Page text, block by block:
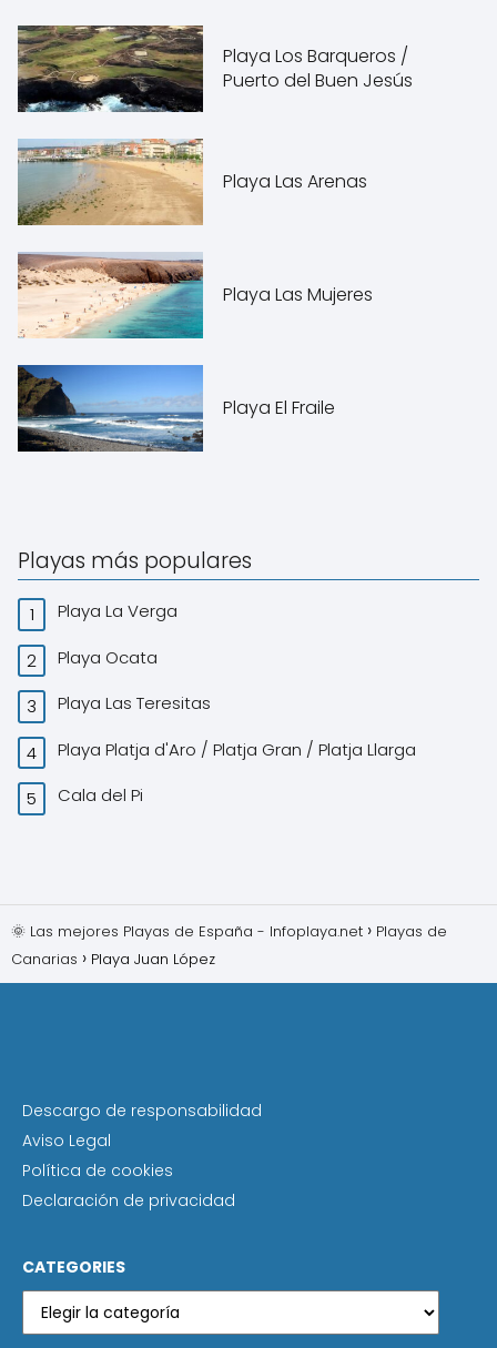
Playa Los Barqueros /
Puerto del Buen Jesús
Playa Las Arenas
Playa Las Mujeres
Playa El Fraile
Playas más populares
Playa La Verga
Playa Ocata
Playa Las Teresitas
Playa Platja d'Aro / Platja Gran / Platja Llarga
Cala del Pi
🌞 Las mejores Playas de España - Infoplaya.net
Playas de
Canarias
Playa Juan López
Descargo de responsabilidad
Aviso Legal
Política de cookies
Declaración de privacidad
CATEGORIES